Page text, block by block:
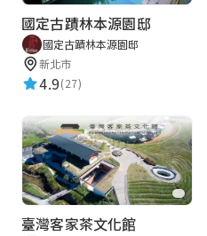
國定古蹟林本源園邸
國定古蹟林本源園邸
新北市
4.9(27)
臺灣客家茶文化館